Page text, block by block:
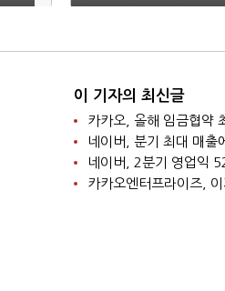
'껑충'
이 기자의 최신글
네이버, 분기 최대 매
네이버, 2분기 영업익
카카오엔터프라이즈,